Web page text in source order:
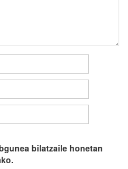
bilatzaile honetan